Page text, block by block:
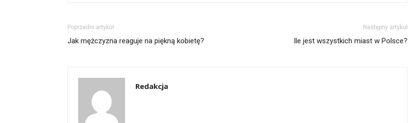
Poprzedni artykuł
Jak mężczyzna reaguje na piękną kobietę?
Następny artykuł
Ile jest wszystkich miast w Polsce?
Redakcja